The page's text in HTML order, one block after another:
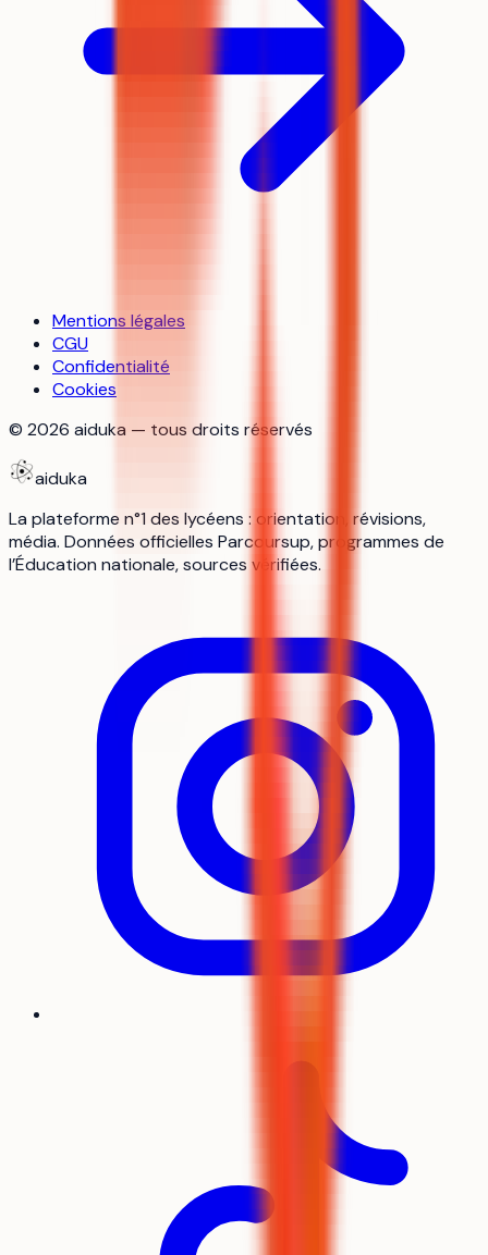
Mentions légales
CGU
Confidentialité
Cookies
© 2026 aiduka — tous droits réservés
aiduka
La plateforme n°1 des lycéens : orientation, révisions,
média. Données officielles Parcoursup, programmes de
l’Éducation nationale, sources vérifiées.